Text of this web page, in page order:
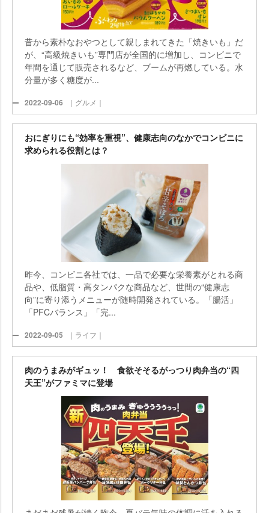
昔から素朴なおやつとして親しまれてきた「焼きいも」だ
が、“高級焼きいも”専門店が全国的に増加し、コンビニで
年間を通じて販売されるなど、ブームが再燃している。水
分量が多く糖度が...
2022-09-06 ｜グルメ｜
おにぎりにも“効率を重視”、健康志向のなかでコンビニに
求められる役割とは？
昨今、コンビニ各社では、一品で必要な栄養素がとれる商
品や、低脂質・高タンパクな商品など、世間の“健康志
向”に寄り添うメニューが随時開発されている。「腸活」
「PFCバランス」「完...
2022-09-05 ｜ライフ｜
肉のうまみがギュッ！ 食欲そそるがっつり肉弁当の“四
天王”がファミマに登場